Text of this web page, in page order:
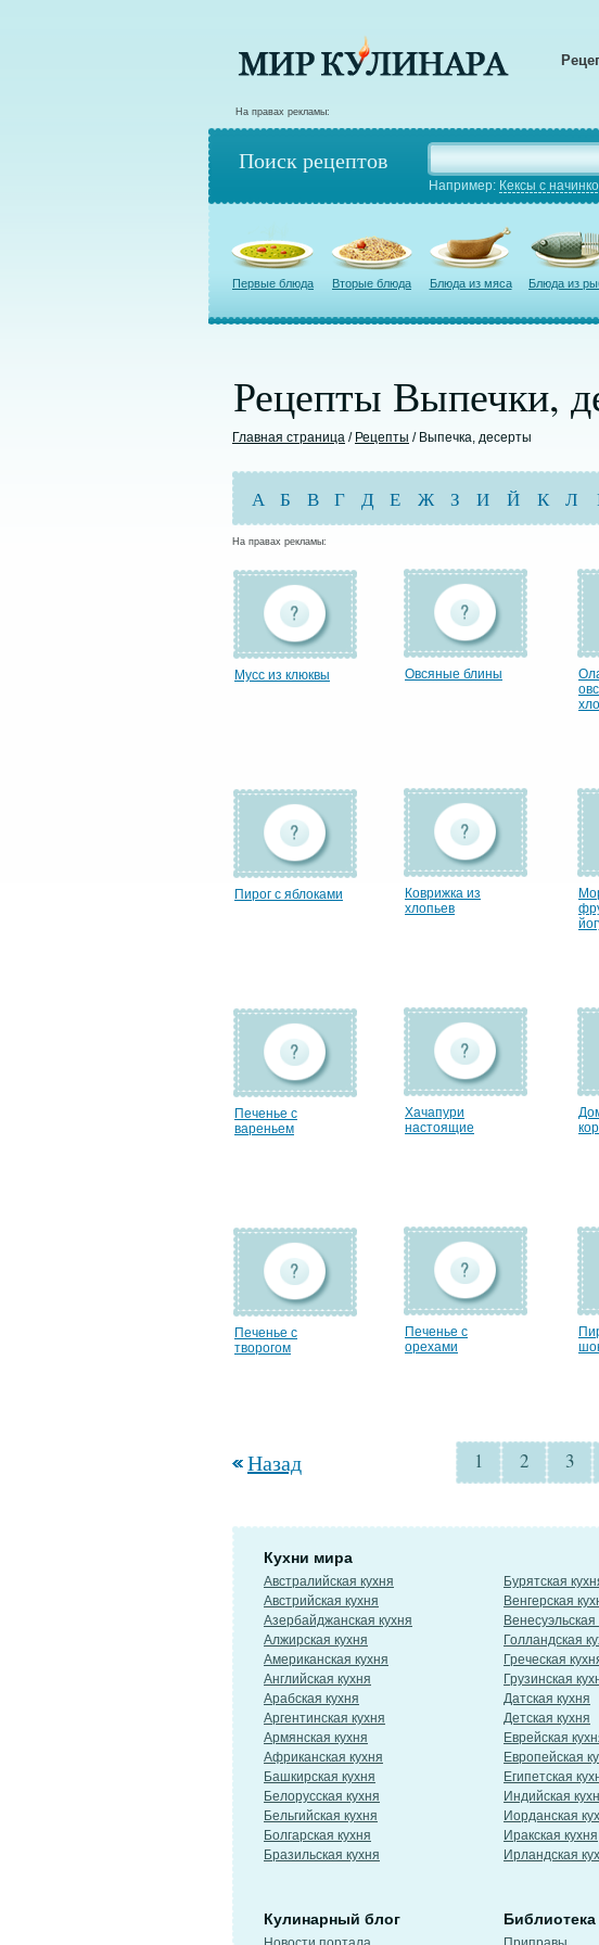
На правах рекламы:
Поиск рецептов
Например: Кексы с
Первые блюда Вторые блюда Блюда из мяса Блюда из
Рецепты Выпечки,
Главная страница / Рецепты / Выпечка, десерты
А Б В Г Д Е Ж З И Й К Л
На правах рекламы:
Мусс из клюквы Овсяные блины
Пирог с яблоками
Коврижка из
хлопьев
Печенье с
вареньем
Хачапури
настоящие
Печенье с
творогом
Печенье с
орехами
Назад 1 2 3
Кухни мира
Австралийская кухня
Австрийская кухня
Азербайджанская кухня
Алжирская кухня
Американская кухня
Английская кухня
Арабская кухня
Аргентинская кухня
Армянская кухня
Африканская кухня
Башкирская кухня
Белорусская кухня
Бельгийская кухня
Болгарская кухня
Бразильская кухня
Бурятская
Венгерская
Венесуэльская
Голландская
Греческая
Грузинская
Датская кухня
Детская кухня
Еврейская
Европейская
Египетская
Индийская
Иорданская
Иракская кухня
Ирландская
Кулинарный блог Библиотека